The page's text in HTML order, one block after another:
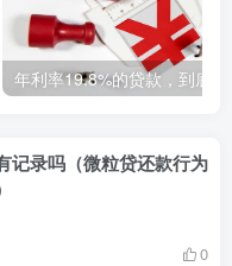
记录吗（微粒贷还款行为
0